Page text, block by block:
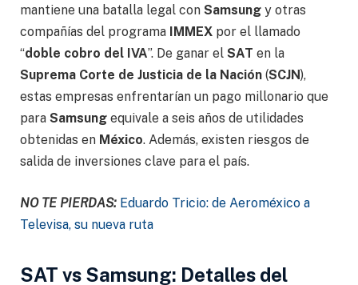
mantiene una batalla legal con Samsung y otras
compañías del programa IMMEX por el llamado
“doble cobro del IVA”. De ganar el SAT en la
Suprema Corte de Justicia de la Nación (SCJN),
estas empresas enfrentarían un pago millonario que
para Samsung equivale a seis años de utilidades
obtenidas en México. Además, existen riesgos de
salida de inversiones clave para el país.
NO TE PIERDAS: Eduardo Tricio: de Aeroméxico a
Televisa, su nueva ruta
SAT vs Samsung: Detalles del